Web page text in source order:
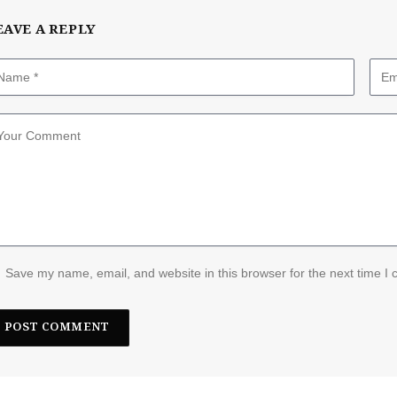
A REPLY
Save my name, email, and website in this browser for the next time I